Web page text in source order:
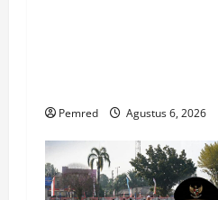
Pemred Agustus 6, 2026